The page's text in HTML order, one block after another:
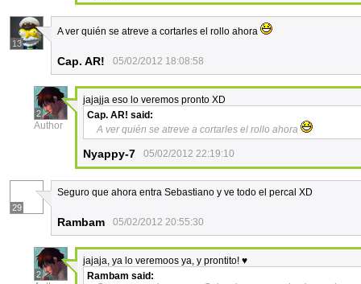
13
A ver quién se atreve a cortarles el rollo ahora
Cap. AR! 05/02/2012 18:08:58
2
Author
jajajja eso lo veremos pronto XD
Cap. AR! said:
A ver quién se atreve a cortarles el rollo ahora
Nyappy-7 05/02/2012 22:19:10
29
Seguro que ahora entra Sebastiano y ve todo el percal XD
Rambam 05/02/2012 20:55:30
2
jajaja, ya lo veremoos ya, y prontito! ♥
Rambam said: